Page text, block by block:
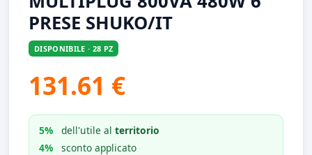
PRESE SHUKO/IT
DISPONIBILE · 28 PZ
131.61 €
5% dell'utile alterritorio
4%
sconto applicato